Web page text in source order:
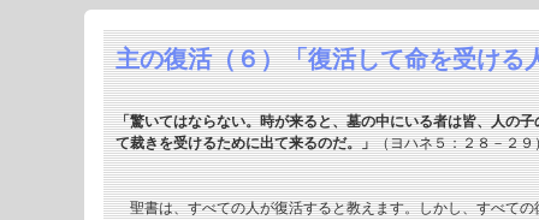
主の復活（６）「復活して命を受ける
「驚いてはならない。時が来ると、墓の中にいる者は皆、人の
て裁きを受けるために出て来るのだ。」（ヨハネ５：２８－２９
聖書は、すべての人が復活すると教えます。しかし、すべての